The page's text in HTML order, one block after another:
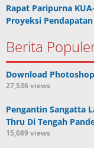
Rapat Paripurna
Proyeksi
Berita
Download
27,536 views
Pengantin Sangatta
Thru Di Tengah
15,089 views